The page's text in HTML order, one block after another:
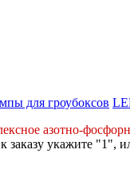
для гроубоксов
азотно-
заказу укажите "1",